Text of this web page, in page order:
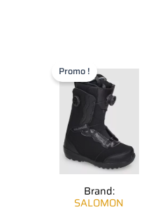
Promo !
Brand:
SALOMON
prix
prix
produit
a
plusieurs
variations.
Les
options
peuvent
être
choisies
sur
page
du